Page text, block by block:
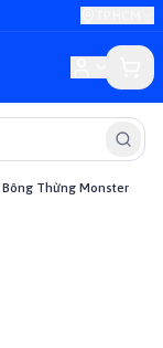
Thừng Monster